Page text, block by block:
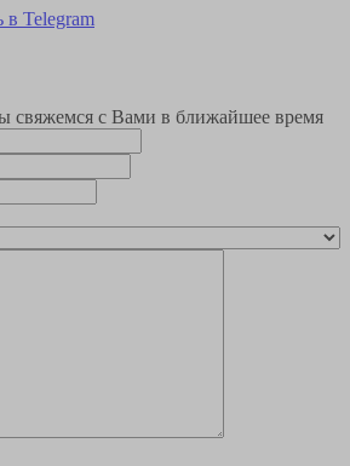
в Telegram
свяжемся с Вами в ближайшее время